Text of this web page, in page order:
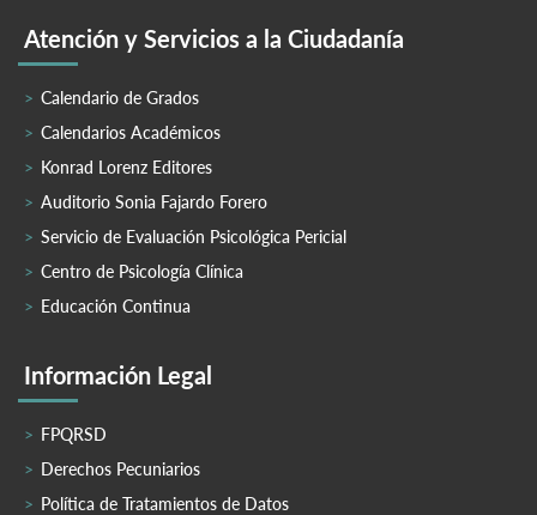
Atención y Servicios a la Ciudadanía
Calendario de Grados
Calendarios Académicos
Konrad Lorenz Editores
Auditorio Sonia Fajardo Forero
Servicio de Evaluación Psicológica Pericial
Centro de Psicología Clínica
Educación Continua
Información Legal
FPQRSD
Derechos Pecuniarios
Política de Tratamientos de Datos